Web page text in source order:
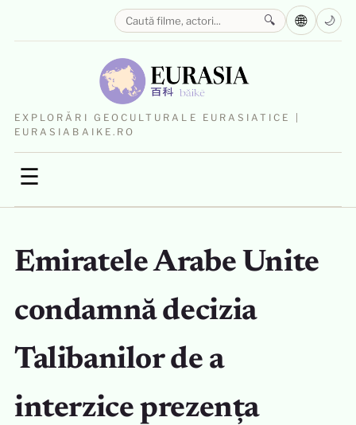
EXPLORĂRI GEOCULTURALE EURASIATICE |
EURASIABAIKE.RO
☰
🔍 🌐 🌙
Emiratele Arabe Unite
condamnă decizia
Talibanilor de a
interzice prezența